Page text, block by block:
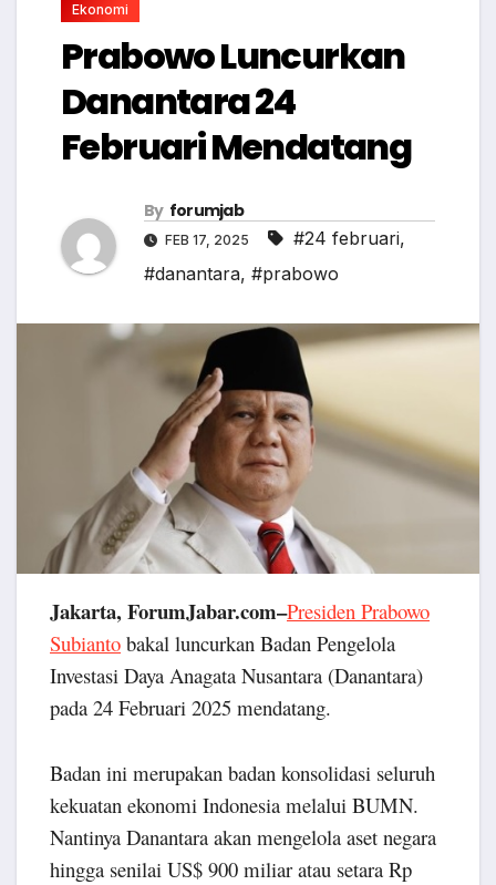
Ekonomi
Prabowo Luncurkan
Danantara 24
Februari Mendatang
By forumjab
FEB 17, 2025 #24 februari,
#danantara, #prabowo
Jakarta, ForumJabar.com–Presiden Prabowo
Subianto bakal luncurkan Badan Pengelola
Investasi Daya Anagata Nusantara (Danantara)
pada 24 Februari 2025 mendatang.
Badan ini merupakan badan konsolidasi seluruh
kekuatan ekonomi Indonesia melalui BUMN.
Nantinya Danantara akan mengelola aset negara
hingga senilai US$ 900 miliar atau setara Rp